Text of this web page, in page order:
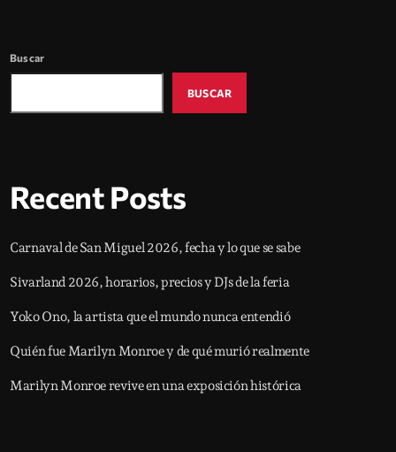
Buscar
BUSCAR
Recent Posts
Carnaval de San Miguel 2026, fecha y lo que se sabe
Sivarland 2026, horarios, precios y DJs de la feria
Yoko Ono, la artista que el mundo nunca entendió
Quién fue Marilyn Monroe y de qué murió realmente
Marilyn Monroe revive en una exposición histórica